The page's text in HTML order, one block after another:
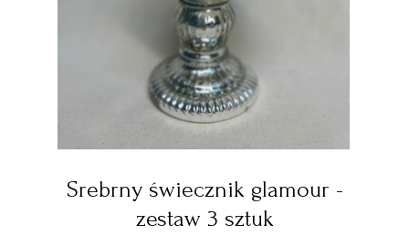
Srebrny świecznik glamour -
zestaw 3 sztuk